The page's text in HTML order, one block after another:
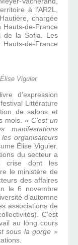
à l’AR2L,
chargée
de-France
de la Sofia. Les
de-France
Viguier
d’expression
Littérature
de salons et
mois.« C’est un
manifestations
organisateurs
Élise Viguier.
du secteur a
crise dont les
le ministère de
des affaires
le 6 novembre
d’automne
associations de
C’est
au long cours
sous la gorge »